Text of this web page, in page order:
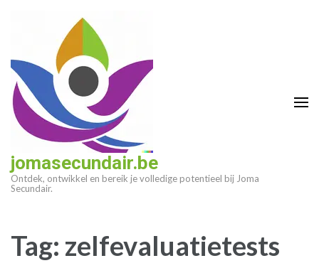
(druk
enter)
jomasecundair.be
Ontdek, ontwikkel en bereik je volledige potentieel bij Joma
Secundair.
Tag: zelfevaluatietests